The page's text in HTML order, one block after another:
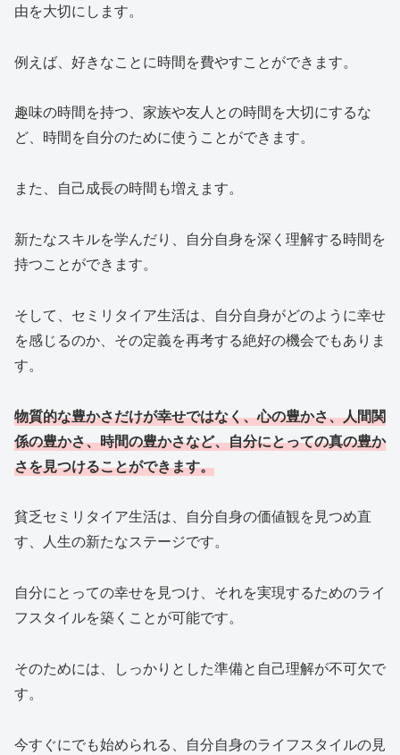
由を大切にします。
例えば、好きなことに時間を費やすことができます。
趣味の時間を持つ、家族や友人との時間を大切にするな
ど、時間を自分のために使うことができます。
また、自己成長の時間も増えます。
新たなスキルを学んだり、自分自身を深く理解する時間を
持つことができます。
そして、セミリタイア生活は、自分自身がどのように幸せ
を感じるのか、その定義を再考する絶好の機会でもありま
す。
物質的な豊かさだけが幸せではなく、心の豊かさ、人間関
係の豊かさ、時間の豊かさなど、自分にとっての真の豊か
さを見つけることができます。
貧乏セミリタイア生活は、自分自身の価値観を見つめ直
す、人生の新たなステージです。
自分にとっての幸せを見つけ、それを実現するためのライ
フスタイルを築くことが可能です。
そのためには、しっかりとした準備と自己理解が不可欠で
す。
今すぐにでも始められる、自分自身のライフスタイルの見